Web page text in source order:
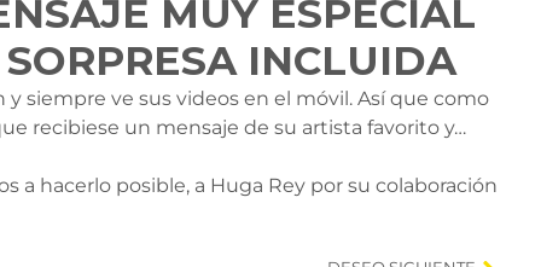
MUY ESPECIAL
INCLUIDA
siempre ve sus videos en el móvil. Así que como
recibiese un mensaje de su artista favorito y…
a hacerlo posible, a Huga Rey por su colaboración